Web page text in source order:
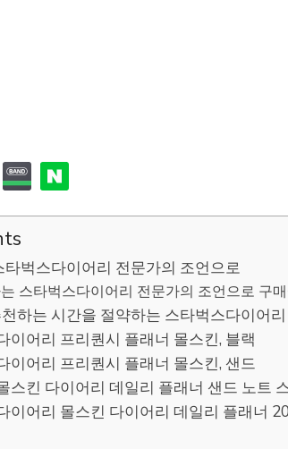
벅스다이어리 전문가의 조언으로
스타벅스다이어리 전문가의 조언으로 구
하는 시간을 절약하는 스타벅스다이어
이어리 프리퀀시 플래너 몰스킨, 블랙
이어리 프리퀀시 플래너 몰스킨, 샌드
스킨 다이어리 데일리 플래너 샌드 노트
이어리 몰스킨 다이어리 데일리 플래너